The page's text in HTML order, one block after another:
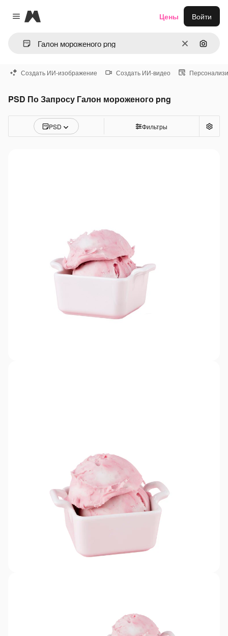
Close menu
Magnific
ОчиститьПоиск
Цены Войти
Создать ИИ-изображение Создать ИИ-видео
PSD По Запросу Галон мороженого png
PSD Фильтры